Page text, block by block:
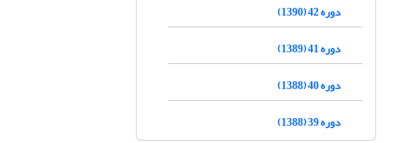
دوره 42 (1390)
دوره 41 (1389)
دوره 40 (1388)
دوره 39 (1388)